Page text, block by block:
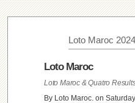
Loto Maroc
Loto Maroc
By Loto Maroc. on